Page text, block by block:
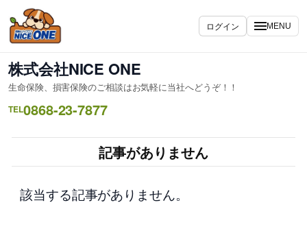
容
を
ス
キ
ッ
プ
ログイン MENU
株式会社NICE ONE
生命保険、損害保険のご相談はお気軽に当社へどうぞ！！
TEL0868-23-7877
記事がありません
該当する記事がありません。